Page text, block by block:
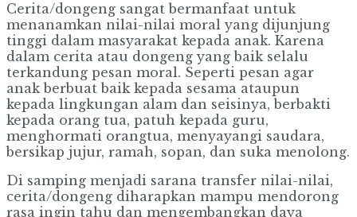
Cerita/dongeng sangat bermanfaat untuk
menanamkan nilai-nilai moral yang dijunjung
tinggi dalam masyarakat kepada anak. Karena
dalam cerita atau dongeng yang baik selalu
terkandung pesan moral. Seperti pesan agar
anak berbuat baik kepada sesama ataupun
kepada lingkungan alam dan seisinya, berbakti
kepada orang tua, patuh kepada guru,
menghormati orangtua, menyayangi saudara,
bersikap jujur, ramah, sopan, dan suka menolong.
Di samping menjadi sarana transfer nilai-nilai,
cerita/dongeng diharapkan mampu mendorong
rasa ingin tahu dan mengembangkan daya